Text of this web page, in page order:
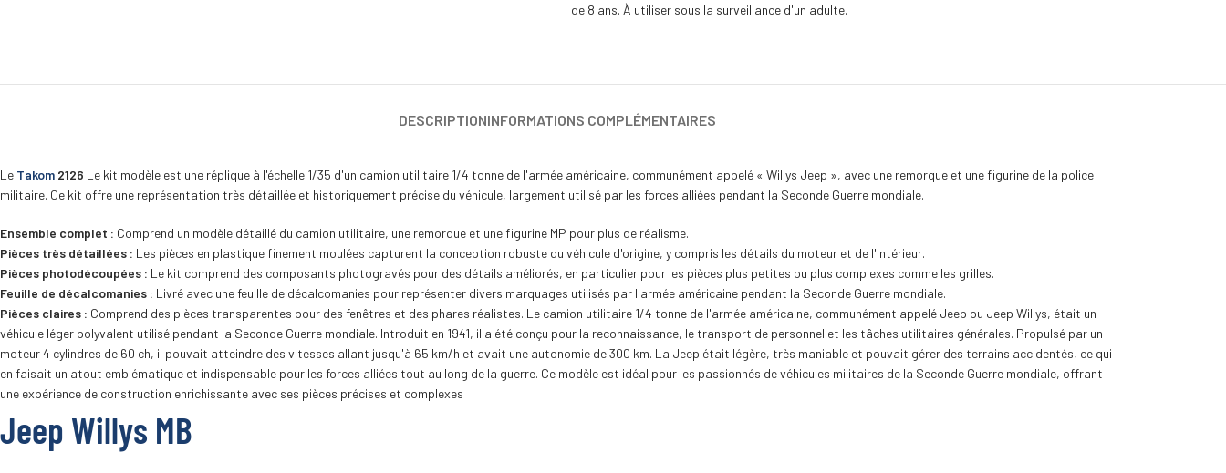
de 8 ans. À utiliser sous la surveillance d'un adulte.
DESCRIPTIONINFORMATIONS COMPLÉMENTAIRES
Le Takom 2126 Le kit modèle est une réplique à l'échelle 1/35 d'un camion utilitaire 1/4 tonne de l'armée américaine, communément appelé « Willys Jeep », avec une remorque et une figurine de la police
militaire. Ce kit offre une représentation très détaillée et historiquement précise du véhicule, largement utilisé par les forces alliées pendant la Seconde Guerre mondiale.
Ensemble complet : Comprend un modèle détaillé du camion utilitaire, une remorque et une figurine MP pour plus de réalisme.
Pièces très détaillées : Les pièces en plastique finement moulées capturent la conception robuste du véhicule d'origine, y compris les détails du moteur et de l'intérieur.
Pièces photodécoupées : Le kit comprend des composants photogravés pour des détails améliorés, en particulier pour les pièces plus petites ou plus complexes comme les grilles.
Feuille de décalcomanies : Livré avec une feuille de décalcomanies pour représenter divers marquages utilisés par l'armée américaine pendant la Seconde Guerre mondiale.
Pièces claires : Comprend des pièces transparentes pour des fenêtres et des phares réalistes. Le camion utilitaire 1/4 tonne de l'armée américaine, communément appelé Jeep ou Jeep Willys, était un
véhicule léger polyvalent utilisé pendant la Seconde Guerre mondiale. Introduit en 1941, il a été conçu pour la reconnaissance, le transport de personnel et les tâches utilitaires générales. Propulsé par un
moteur 4 cylindres de 60 ch, il pouvait atteindre des vitesses allant jusqu'à 65 km/h et avait une autonomie de 300 km. La Jeep était légère, très maniable et pouvait gérer des terrains accidentés, ce qui
en faisait un atout emblématique et indispensable pour les forces alliées tout au long de la guerre. Ce modèle est idéal pour les passionnés de véhicules militaires de la Seconde Guerre mondiale, offrant
une expérience de construction enrichissante avec ses pièces précises et complexes
Jeep Willys MB